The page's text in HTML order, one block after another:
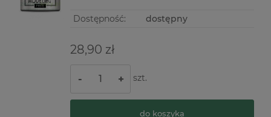
Dostępność: dostępny
28,90 zł
- + szt.
do koszyka